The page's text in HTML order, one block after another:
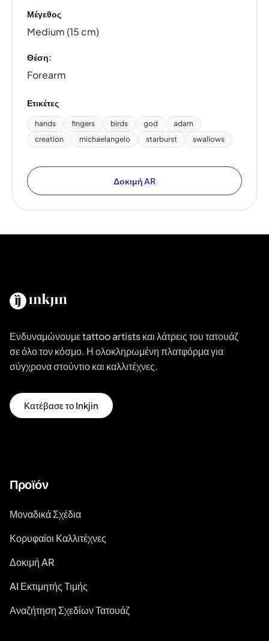
Μέγεθος
Medium (15 cm)
Θέση:
Forearm
Ετικέτες
hands fingers birds god
adam
creation
michaelangelo starburst swallows
Δοκιμή AR
Ενδυναμώνουμε tattoo artists και λάτρεις του τατουάζ
σε όλο τον κόσμο. Η ολοκληρωμένη πλατφόρμα για
σύγχρονα στούντιο και καλλιτέχνες.
Κατέβασε το Inkjin
Προϊόν
Μοναδικά Σχέδια
Κορυφαίοι Καλλιτέχνες
Δοκιμή AR
AI Εκτιμητής Τιμής
Αναζήτηση Σχεδίων Τατουάζ